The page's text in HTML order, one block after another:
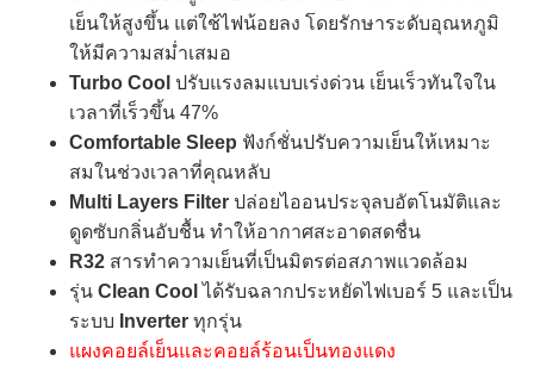
เย็นให้สูงขึ้น แต่ใช้ไฟน้อยลง โดยรักษาระดับอุณหภูมิ
ให้มีความสม่ำเสมอ
Turbo Cool ปรับแรงลมแบบเร่งด่วน เย็นเร็วทันใจใน
เวลาที่เร็วขึ้น 47%
Comfortable Sleep ฟังก์ชั่นปรับความเย็นให้เหมาะ
สมในช่วงเวลาที่คุณหลับ
Multi Layers Filterปล่อยไออนประจุลบอัตโนมัติและ
ดูดซับกลิ่นอับชื้น ทำให้อากาศสะอาดสดชื่น
R32 สารทำความเย็นที่เป็นมิตรต่อสภาพแวดล้อม
รุ่น Clean Cool ได้รับฉลากประหยัดไฟเบอร์ 5 และเป็น
ระบบ Inverterทุกรุ่น
แผงคอยล์เย็นและคอยล์ร้อนเป็นทองแดง